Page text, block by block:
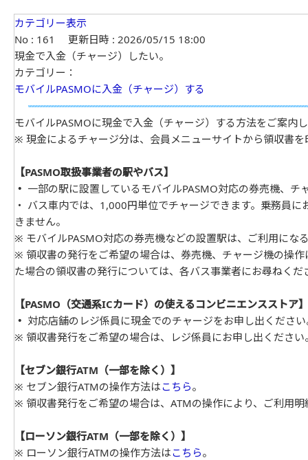
カテゴリー表示
No : 161
更新日時 : 2026/05/15 18:00
現金で入金（チャージ）したい。
カテゴリー：
モバイルPASMOに入金（チャージ）する
モバイルPASMOに現金で入金（チャージ）する方法をご案内
※ 現金によるチャージ分は、会員メニューサイトから領収書
【PASMO取扱事業者の駅やバス】
・ 一部の駅に設置しているモバイルPASMO対応の券売機、チ
・ バス車内では、1,000円単位でチャージできます。乗務員
きません。
※ モバイルPASMO対応の券売機などの設置駅は、ご利用にな
※ 領収書の発行をご希望の場合は、券売機、チャージ機の操
た場合の領収書の発行については、各バス事業者にお尋ねくだ
【PASMO（交通系ICカード）の使えるコンビニエンスストア】
・ 対応店舗のレジ係員に現金でのチャージをお申し出くださ
※ 領収書発行をご希望の場合は、レジ係員にお申し出ください
【セブン銀行ATM（一部を除く）】
※ セブン銀行ATMの操作方法はこちら。
※ 領収書発行をご希望の場合は、ATMの操作により、ご利用
【ローソン銀行ATM（一部を除く）】
※ ローソン銀行ATMの操作方法はこちら。